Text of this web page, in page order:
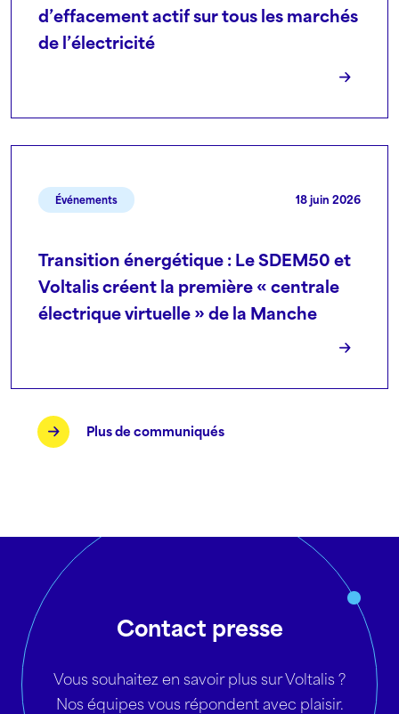
d’effacement actif sur tous les marchés
de l’électricité
Événements 18 juin 2026
Transition énergétique : Le SDEM50 et
Voltalis créent la première « centrale
électrique virtuelle » de la Manche
Plus de communiqués
Contact presse
Vous souhaitez en savoir plus sur Voltalis ?
Nos équipes vous répondent avec plaisir.